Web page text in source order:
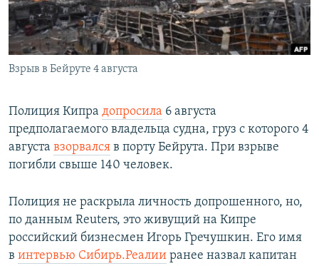
Взрыв в Бейруте 4 августа
Полиция Кипра допросила 6 августа
предполагаемого владельца судна, груз с которого 4
августа взорвался в порту Бейрута. При взрыве
погибли свыше 140 человек.
Полиция не раскрыла личность допрошенного, но,
по данным Reuters, это живущий на Кипре
российский бизнесмен Игорь Гречушкин. Его имя
в интервью Сибирь.Реалии ранее назвал капитан